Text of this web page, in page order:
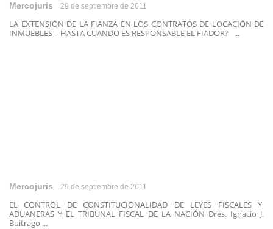
Mercojuris 29 de septiembre de 2011
LA EXTENSIÓN DE LA FIANZA EN LOS CONTRATOS DE LOCACIÓN DE
INMUEBLES – HASTA CUANDO ES RESPONSABLE EL FIADOR? ...
Mercojuris 29 de septiembre de 2011
EL CONTROL DE CONSTITUCIONALIDAD DE LEYES FISCALES Y
ADUANERAS Y EL TRIBUNAL FISCAL DE LA NACIÓN Dres. Ignacio J.
Buitrago ...